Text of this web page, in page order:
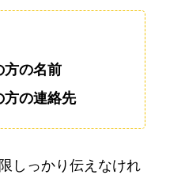
方の名前
方の連絡先
しっかり伝えなけれ